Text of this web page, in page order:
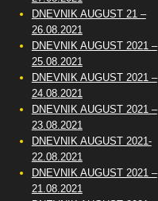
DNEVNIK AUGUST 21 –
26.08.2021
DNEVNIK AUGUST 2021 –
25.08.2021
DNEVNIK AUGUST 2021 –
24.08.2021
DNEVNIK AUGUST 2021 –
23.08.2021
DNEVNIK AUGUST 2021-
22.08.2021
DNEVNIK AUGUST 2021 –
21.08.2021